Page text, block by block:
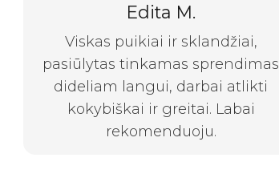
Edita M.
Viskas puikiai ir sklandžiai,
pasiūlytas tinkamas sprendimas
dideliam langui, darbai atlikti
kokybiškai ir greitai. Labai
rekomenduoju.